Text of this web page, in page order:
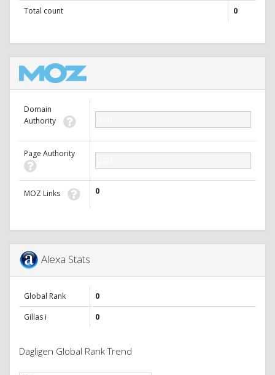
Total count
0
Domain
Authority
Page Authority
MOZ Links 0
Alexa Stats
Global Rank
0
Gillas i
0
Dagligen Global Rank Trend